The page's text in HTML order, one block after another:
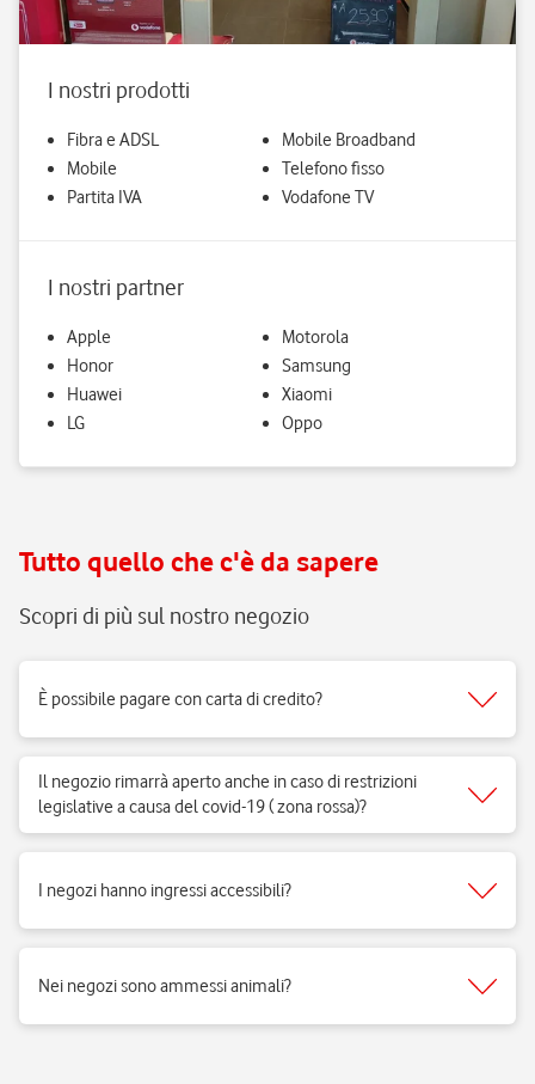
I nostri prodotti
Fibra e ADSL
Mobile
Partita IVA
Mobile Broadband
Telefono fisso
Vodafone TV
I nostri partner
Apple
Honor
Huawei
LG
Motorola
Samsung
Xiaomi
Oppo
Tutto quello che c'è da sapere
Scopri di più sul nostro negozio
È possibile pagare con carta di credito?
Il negozio rimarrà aperto anche in caso di restrizioni
legislative a causa del covid-19 ( zona rossa)?
I negozi hanno ingressi accessibili?
Nei negozi sono ammessi animali?